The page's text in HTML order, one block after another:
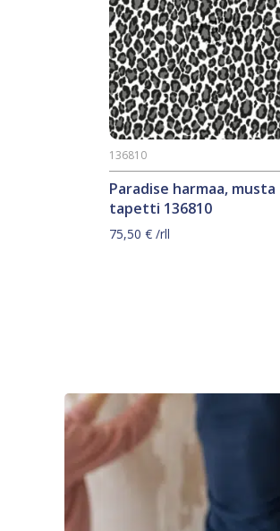
Paradise harmaa, musta
tapetti 136810
136810
75,50 € /rll